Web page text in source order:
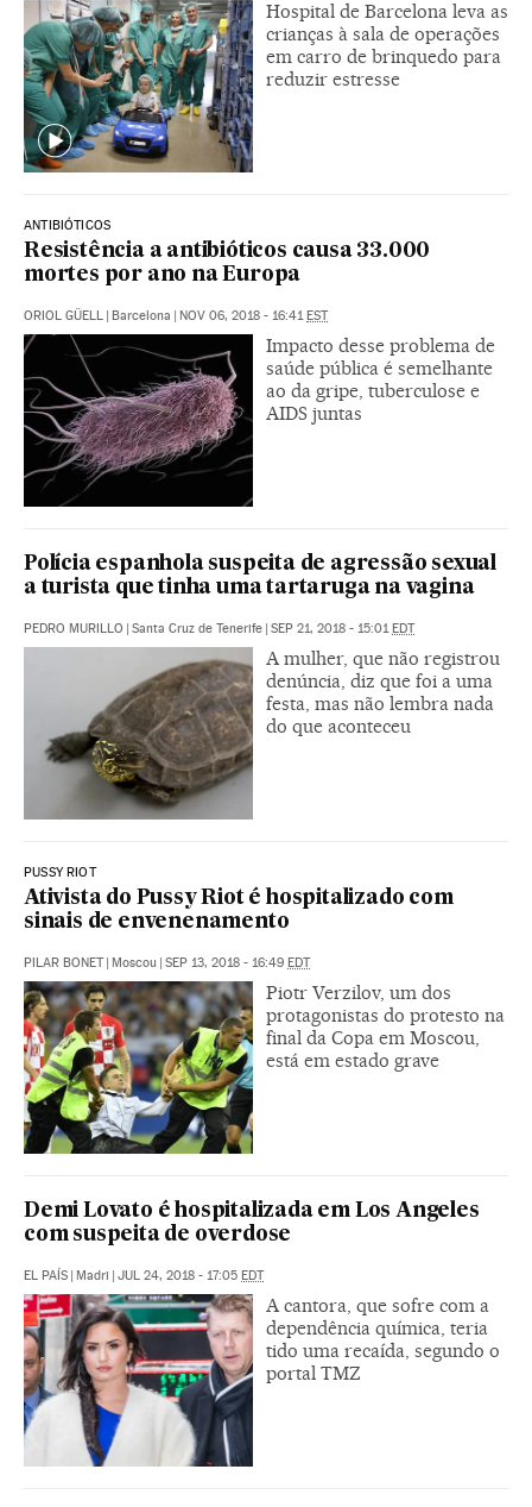
Hospital de Barcelona leva as
crianças à sala de operações
em carro de brinquedo para
reduzir estresse
ANTIBIÓTICOS
Resistência a antibióticos causa 33.000
mortes por ano na Europa
ORIOL GÜELL | Barcelona | NOV 06, 2018 - 16:41EST
Impacto desse problema de
saúde pública é semelhante
ao da gripe, tuberculose e
AIDS juntas
Polícia espanhola suspeita de agressão sexual
a turista que tinha uma tartaruga na vagina
PEDRO MURILLO | Santa Cruz de Tenerife | SEP 21, 2018 - 15:01EDT
A mulher, que não registrou
denúncia, diz que foi a uma
festa, mas não lembra nada
do que aconteceu
PUSSY RIOT
Ativista do Pussy Riot é hospitalizado com
sinais de envenenamento
PILAR BONET | Moscou | SEP 13, 2018 - 16:49 EDT
Piotr Verzilov, um dos
protagonistas do protesto na
final da Copa em Moscou,
está em estado grave
Demi Lovato é hospitalizada em Los Angeles
com suspeita de overdose
EL PAÍS | Madri | JUL 24, 2018 - 17:05 EDT
A cantora, que sofre com a
dependência química, teria
tido uma recaída, segundo o
portal TMZ